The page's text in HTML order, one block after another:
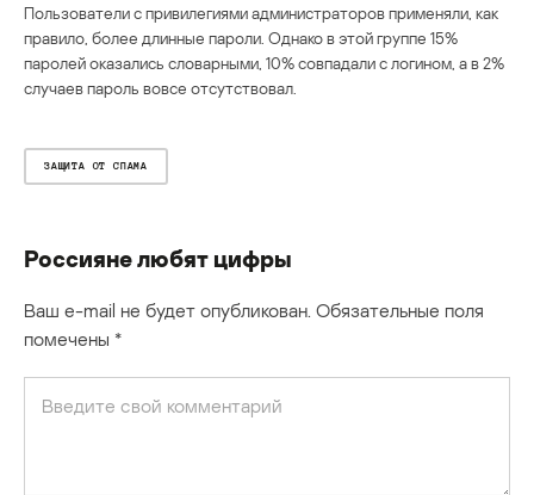
Пользователи с привилегиями администраторов применяли, как
правило, более длинные пароли. Однако в этой группе 15%
паролей оказались словарными, 10% совпадали с логином, а в 2%
случаев пароль вовсе отсутствовал.
ЗАЩИТА ОТ СПАМА
Россияне любят цифры
Ваш e-mail не будет опубликован. Обязательные поля
помечены *